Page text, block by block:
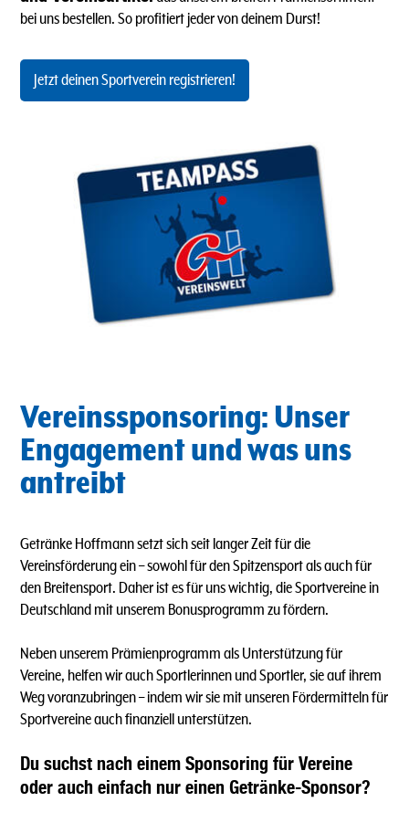
bei uns bestellen. So profitiert jeder von deinem Durst!
Jetzt deinen Sportverein registrieren!
Vereinssponsoring: Unser
Engagement und was uns
antreibt
Getränke Hoffmann setzt sich seit langer Zeit für die
Vereinsförderung ein – sowohl für den Spitzensport als auch für
den Breitensport. Daher ist es für uns wichtig, die Sportvereine in
Deutschland mit unserem Bonusprogramm zu fördern.
Neben unserem Prämienprogramm als Unterstützung für
Vereine, helfen wir auch Sportlerinnen und Sportler, sie auf ihrem
Weg voranzubringen – indem wir sie mit unseren Fördermitteln für
Sportvereine auch finanziell unterstützen.
Du suchst nach einem Sponsoring für Vereine
oder auch einfach nur einen Getränke-Sponsor?